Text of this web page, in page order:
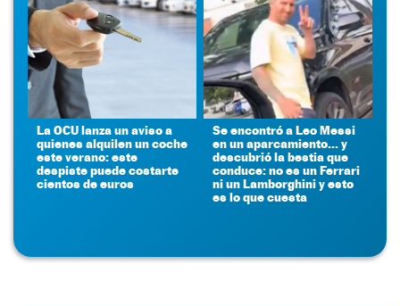
La OCU lanza un aviso a
quienes alquilen un coche
este verano: este
despiste puede costarte
cientos de euros
Se encontró a Leo Messi
en un aparcamiento... y
descubrió la bestia que
conduce: no es un Ferrari
ni un Lamborghini y esto
es lo que cuesta